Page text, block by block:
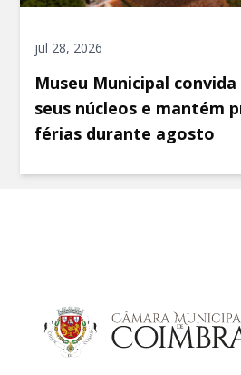
jul 28, 2026
Museu Municipal
seus núcleos e mantém
férias durante agosto